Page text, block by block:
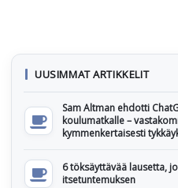
UUSIMMAT ARTIKKELIT
Sam Altman ehdotti
koulumatkalle –
kymmenkertaisesti
6 töksäyttävää lausetta,
itsetuntemuksen